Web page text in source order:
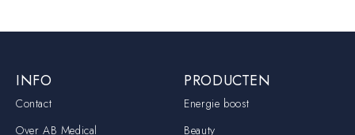
INFO
Contact
Over AB Medical
PRODUCTEN
Energie boost
Beauty